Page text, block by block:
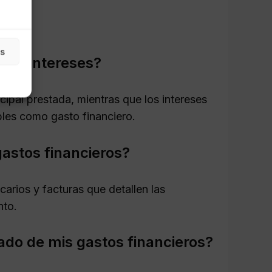
e intereses?
prestada, mientras que los intereses
como gasto financiero.
financieros?
y facturas que detallen las
de mis gastos financieros?